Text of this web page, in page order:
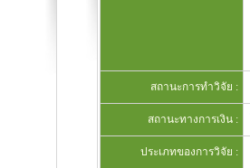
สถานะการทำวิจัย :
สถานะทางการเงิน :
ประเภทของการวิจัย :